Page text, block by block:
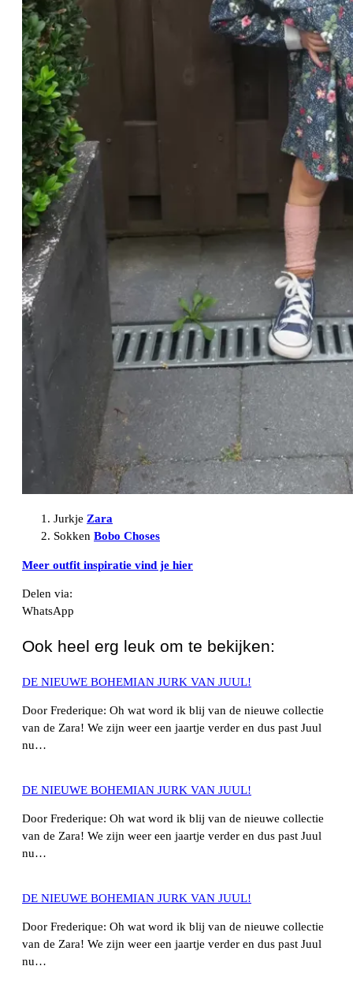
Jurkje Zara
Sokken Bobo Choses
Meer outfit inspiratie vind je hier
Delen via:
WhatsApp
Ook heel erg leuk om te bekijken:
DE NIEUWE BOHEMIAN JURK VAN JUUL!
Door Frederique: Oh wat word ik blij van de nieuwe collectie
van de Zara! We zijn weer een jaartje verder en dus past Juul
nu…
DE NIEUWE BOHEMIAN JURK VAN JUUL!
Door Frederique: Oh wat word ik blij van de nieuwe collectie
van de Zara! We zijn weer een jaartje verder en dus past Juul
nu…
DE NIEUWE BOHEMIAN JURK VAN JUUL!
Door Frederique: Oh wat word ik blij van de nieuwe collectie
van de Zara! We zijn weer een jaartje verder en dus past Juul
nu…